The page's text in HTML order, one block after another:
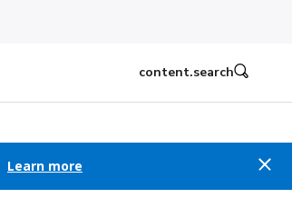
content.search
Learn more